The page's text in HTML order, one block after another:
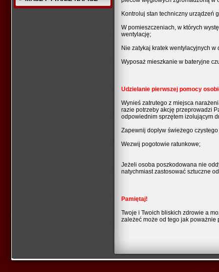
Kontroluj stan techniczny urządzeń
W pomieszczeniach, w których
wentylację;
Nie zatykaj kratek wentylacyjnych
Wyposaż mieszkanie w bateryjne
Udzielanie pierwszej pomocy
Wynieś zatrutego z miejsca
razie potrzeby akcję przeprowadzi
odpowiednim sprzętem izolującym
Zapewnij dopływ świeżego
Wezwij pogotowie ratunkowe;
Jeżeli osoba poszkodowana nie
natychmiast zastosować sztuczne
Pamiętaj!
Twoje i Twoich bliskich zdrowie a
zależeć może od tego jak poważnie